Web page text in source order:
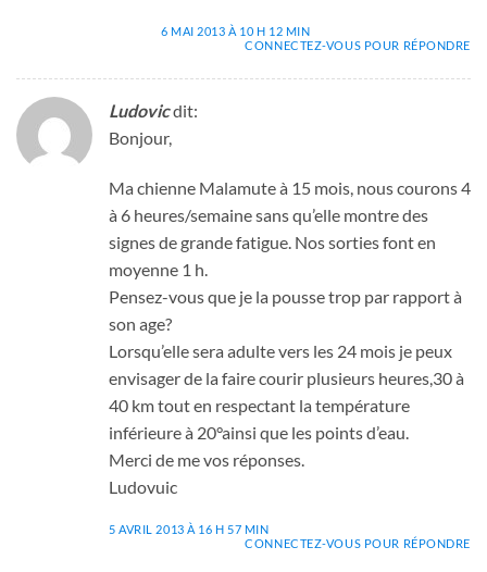
6 MAI 2013 À 10 H 12 MIN
CONNECTEZ-VOUS POUR RÉPONDRE
Ludovicdit:
Bonjour,
Ma chienne Malamute à 15 mois, nous courons 4
à 6 heures/semaine sans qu’elle montre des
signes de grande fatigue. Nos sorties font en
moyenne 1 h.
Pensez-vous que je la pousse trop par rapport à
son age?
Lorsqu’elle sera adulte vers les 24 mois je peux
envisager de la faire courir plusieurs heures,30 à
40 km tout en respectant la température
inférieure à 20°ainsi que les points d’eau.
Merci de me vos réponses.
Ludovuic
5 AVRIL 2013 À 16 H 57 MIN
CONNECTEZ-VOUS POUR RÉPONDRE